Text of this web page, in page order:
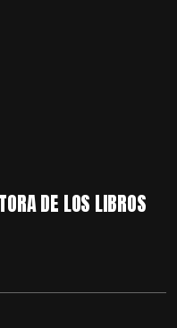
DE LOS LIBROS